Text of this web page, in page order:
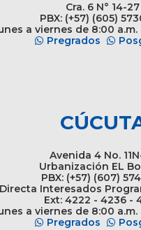
Cra. 6 N° 14-27
PBX: (+57) (605)
a viernes de 8:00 a.m.
Pregrados
Avenida 4 No.
Urbanización EL
PBX: (+57) (607)
Interesados
Ext: 4222 - 4236 -
a viernes de 8:00 a.m.
Pregrados